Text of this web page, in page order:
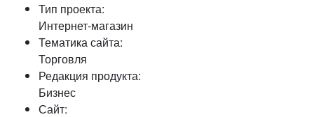
Тип проекта:
Интернет-магазин
Тематика сайта:
Торговля
Редакция продукта:
Бизнес
Сайт: